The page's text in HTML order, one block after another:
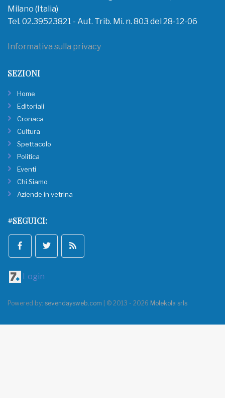
Milano (Italia)
Tel. 02.39523821 - Aut. Trib. Mi. n. 803 del 28-12-06
Informativa sulla privacy
SEZIONI
Home
Editoriali
Cronaca
Cultura
Spettacolo
Politica
Eventi
Chi Siamo
Aziende in vetrina
#SEGUICI:
Login
Powered by: sevendaysweb.com | © 2013 - 2026 Molekola srls